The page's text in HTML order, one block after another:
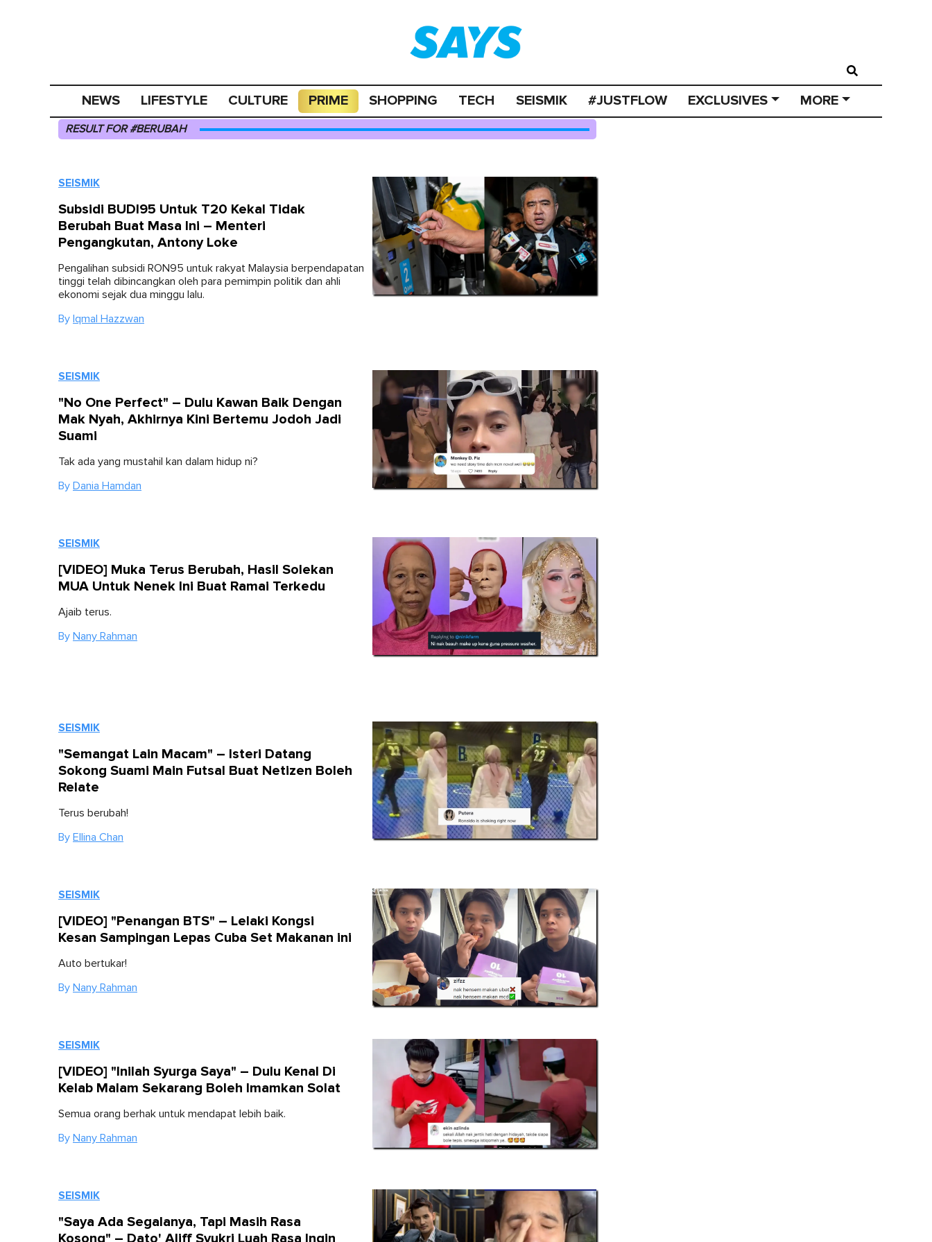
NEWS LIFESTYLE CULTURE PRIME SHOPPING TECH SEISMIK #JUSTFLOW EXCLUSIVES MORE
RESULT FOR #BERUBAH
SEISMIK
Subsidi BUDI95 Untuk T20 Kekal Tidak
Berubah Buat Masa Ini – Menteri
Pengangkutan, Antony Loke
Pengalihan subsidi RON95 untuk rakyat Malaysia berpendapatan
tinggi telah dibincangkan oleh para pemimpin politik dan ahli
ekonomi sejak dua minggu lalu.
By Iqmal Hazzwan
SEISMIK
"No One Perfect" – Dulu Kawan Baik Dengan
Mak Nyah, Akhirnya Kini Bertemu Jodoh Jadi
Suami
Tak ada yang mustahil kan dalam hidup ni?
By Dania Hamdan
SEISMIK
[VIDEO] Muka Terus Berubah, Hasil Solekan
MUA Untuk Nenek Ini Buat Ramai Terkedu
Ajaib terus.
By Nany Rahman
SEISMIK
"Semangat Lain Macam" – Isteri Datang
Sokong Suami Main Futsal Buat Netizen Boleh
Relate
Terus berubah!
By Ellina Chan
SEISMIK
[VIDEO] "Penangan BTS" – Lelaki Kongsi
Kesan Sampingan Lepas Cuba Set Makanan ini
Auto bertukar!
By Nany Rahman
SEISMIK
[VIDEO] "Inilah Syurga Saya" – Dulu Kenal Di
Kelab Malam Sekarang Boleh Imamkan Solat
Semua orang berhak untuk mendapat lebih baik.
By Nany Rahman
SEISMIK
"Saya Ada Segalanya, Tapi Masih Rasa
Kosong" – Dato' Aliff Syukri Luah Rasa Ingin